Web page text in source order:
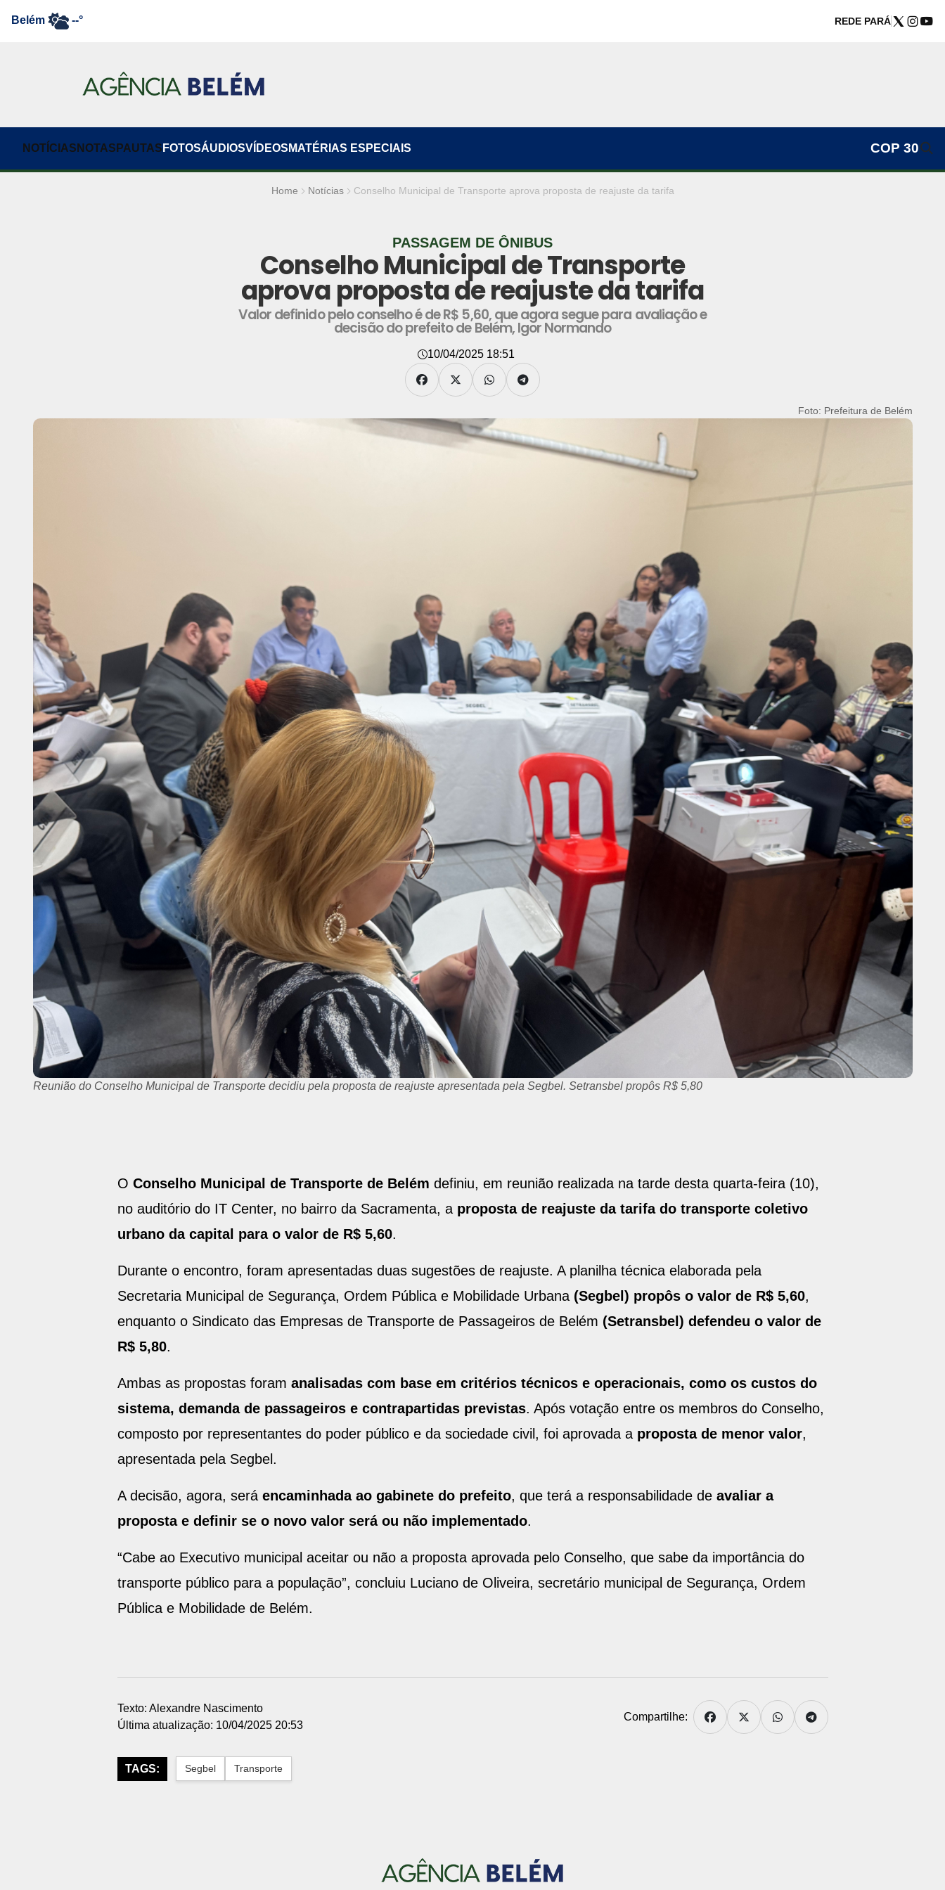
Belém --° REDE PARÁ
NOTÍCIAS NOTAS PAUTAS FOTOSÁUDIOSVÍDEOS MATÉRIAS ESPECIAIS COP 30
Home Notícias Conselho Municipal de Transporte aprova proposta de reajuste da tarifa
PASSAGEM DE ÔNIBUS
Conselho Municipal de Transporte
aprova proposta de reajuste da tarifa
Valor definido pelo conselho é de R$ 5,60, que agora segue para avaliação e
decisão do prefeito de Belém, Igor Normando
10/04/2025 18:51
Foto: Prefeitura de Belém
Reunião do Conselho Municipal de Transporte decidiu pela proposta de reajuste apresentada pela Segbel. Setransbel propôs R$ 5,80
O Conselho Municipal de Transporte de Belém definiu, em reunião realizada na tarde desta quarta-feira (10),
no auditório do IT Center, no bairro da Sacramenta, a proposta de reajuste da tarifa do transporte coletivo
urbano da capital para o valor de R$ 5,60.
Durante o encontro, foram apresentadas duas sugestões de reajuste. A planilha técnica elaborada pela
Secretaria Municipal de Segurança, Ordem Pública e Mobilidade Urbana (Segbel) propôs o valor de R$ 5,60,
enquanto o Sindicato das Empresas de Transporte de Passageiros de Belém (Setransbel) defendeu o valor de
R$ 5,80.
Ambas as propostas foram analisadas com base em critérios técnicos e operacionais, como os custos do
sistema, demanda de passageiros e contrapartidas previstas. Após votação entre os membros do Conselho,
composto por representantes do poder público e da sociedade civil, foi aprovada a proposta de menor valor,
apresentada pela Segbel.
A decisão, agora, será encaminhada ao gabinete do prefeito, que terá a responsabilidade de avaliar a
proposta e definir se o novo valor será ou não implementado.
“Cabe ao Executivo municipal aceitar ou não a proposta aprovada pelo Conselho, que sabe da importância do
transporte público para a população”, concluiu Luciano de Oliveira, secretário municipal de Segurança, Ordem
Pública e Mobilidade de Belém.
Texto: Alexandre Nascimento
Última atualização: 10/04/2025 20:53
Compartilhe:
TAGS: Segbel Transporte